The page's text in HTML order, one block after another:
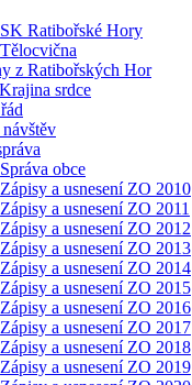
SK Ratibořské Hory
Tělocvična
z Ratibořských Hor
srdce
Správa obce
Zápisy a usnesení ZO 2010
Zápisy a usnesení ZO 2011
Zápisy a usnesení ZO 2012
Zápisy a usnesení ZO 2013
Zápisy a usnesení ZO 2014
Zápisy a usnesení ZO 2015
Zápisy a usnesení ZO 2016
Zápisy a usnesení ZO 2017
Zápisy a usnesení ZO 2018
Zápisy a usnesení ZO 2019